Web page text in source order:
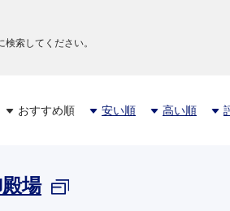
索してください。
おすすめ順 安い順 高い順
場